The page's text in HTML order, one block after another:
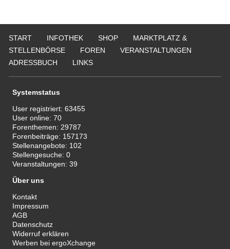
START INFOTHEK SHOP
MARKTPLATZ &
STELLENBÖRSE
FOREN
VERANSTALTUNGEN
ADRESSBUCH
LINKS
Systemstatus
User registriert:63455
User online:70
Forenthemen: 29787
Forenbeiträge: 157173
Stellenangebote: 102
Stellengesuche:0
Veranstaltungen:39
Über uns
Kontakt
Impressum
AGB
Datenschutz
Widerruf erklären
Werben bei ergoXchange